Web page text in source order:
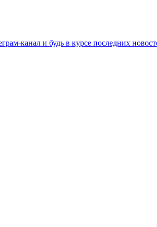
канал и будь в курсе последних